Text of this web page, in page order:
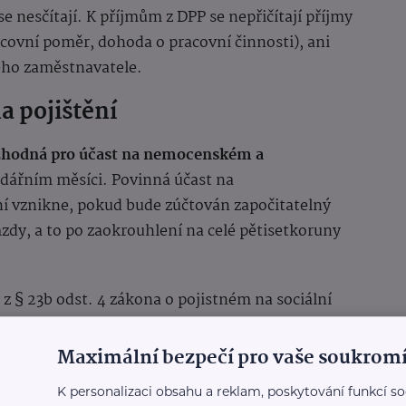
nesčítají. K příjmům z DPP se nepřičítají příjmy
poměr, dohoda o pracovní činnosti), ani
zaměstnavatele.
pojištění
pro účast na nemocenskéma
měsíci. Povinná účast na
vznikne, pokud bude zúčtován započitatelný
a to po zaokrouhlení na celé pětisetkoruny
§ 23b odst. 4 zákona o pojistném na sociální
zaměstnanosti. Výši rozhodné částky pak
věcí ve Sbírce zákonů a mezinárodních smluv
stejně jako samotná novela DPP ve Sbírce
Maximální bezpečí pro vaše
K personalizaci obsahu a reklam, poskytování funkcí